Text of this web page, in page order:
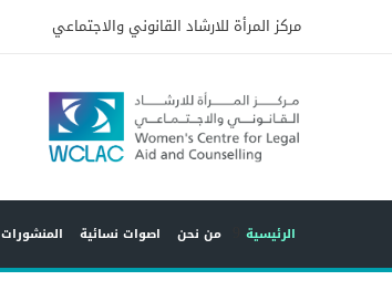
مركز المرأة للارشاد القانوني والاجتماعي
الرئيسية من نحن اصوات نسائية المنشورات